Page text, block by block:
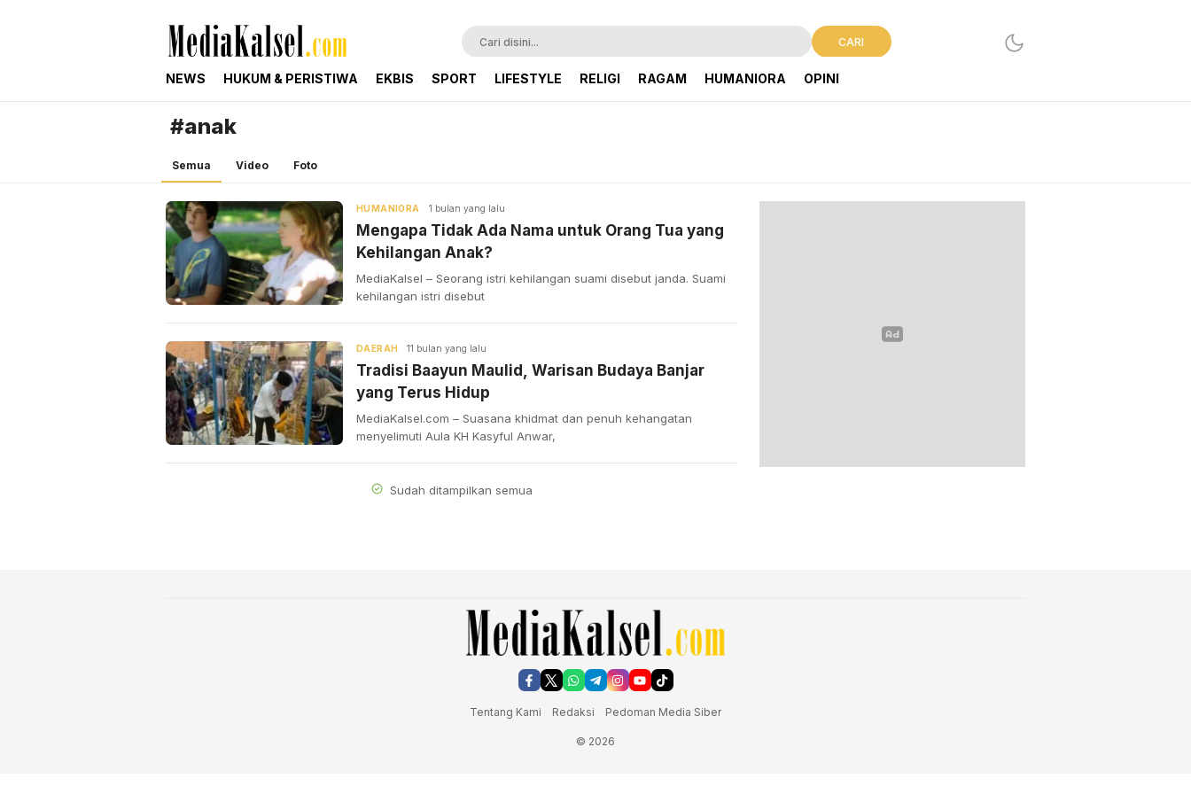
mediakalsel.com
Berita Update Banua
CARI
NEWS HUKUM & PERISTIWA EKBIS SPORT LIFESTYLE RELIGI RAGAM HUMANIORA OPINI
#anak
Semua Video Foto
HUMANIORA 1 bulan yang lalu
Mengapa Tidak Ada Nama untuk Orang Tua yang
Kehilangan Anak?
MediaKalsel – Seorang istri kehilangan suami disebut janda. Suami
kehilangan istri disebut
DAERAH 11 bulan yang lalu
Tradisi Baayun Maulid, Warisan Budaya Banjar
yang Terus Hidup
MediaKalsel.com – Suasana khidmat dan penuh kehangatan
menyelimuti Aula KH Kasyful Anwar,
Sudah ditampilkan semua
Tentang Kami Redaksi Pedoman Media Siber
© 2026